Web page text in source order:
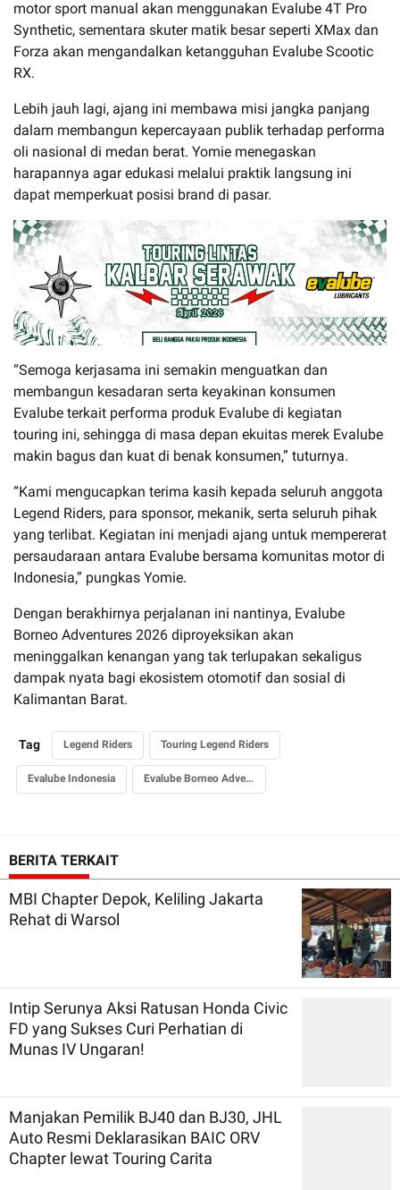
motor sport manual akan menggunakan Evalube 4T Pro
Synthetic, sementara skuter matik besar seperti XMax dan
Forza akan mengandalkan ketangguhan Evalube Scootic
RX.
Lebih jauh lagi, ajang ini membawa misi jangka panjang
dalam membangun kepercayaan publik terhadap performa
oli nasional di medan berat. Yomie menegaskan
harapannya agar edukasi melalui praktik langsung ini
dapat memperkuat posisi brand di pasar.
“Semoga kerjasama ini semakin menguatkan dan
membangun kesadaran serta keyakinan konsumen
Evalube terkait performa produk Evalube di kegiatan
touring ini, sehingga di masa depan ekuitas merek Evalube
makin bagus dan kuat di benak konsumen,” tuturnya.
“Kami mengucapkan terima kasih kepada seluruh anggota
Legend Riders, para sponsor, mekanik, serta seluruh pihak
yang terlibat. Kegiatan ini menjadi ajang untuk mempererat
persaudaraan antara Evalube bersama komunitas motor di
Indonesia,” pungkas Yomie.
Dengan berakhirnya perjalanan ini nantinya, Evalube
Borneo Adventures 2026 diproyeksikan akan
meninggalkan kenangan yang tak terlupakan sekaligus
dampak nyata bagi ekosistem otomotif dan sosial di
Kalimantan Barat.
Tag Legend Riders Touring Legend Riders
Evalube Indonesia Evalube Borneo Adventures 2026
BERITA TERKAIT
MBI Chapter Depok, Keliling Jakarta
Rehat di Warsol
Intip Serunya Aksi Ratusan Honda Civic
FD yang Sukses Curi Perhatian di
Munas IV Ungaran!
Manjakan Pemilik BJ40 dan BJ30, JHL
Auto Resmi Deklarasikan BAIC ORV
Chapter lewat Touring Carita